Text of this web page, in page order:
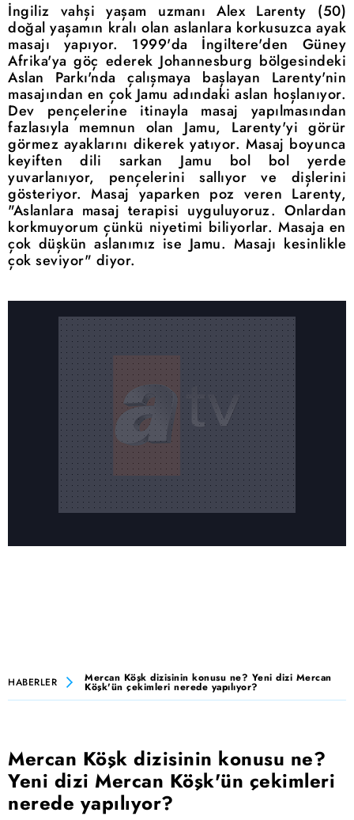
İngiliz vahşiyaşam
uzmanı Alex Larenty (50)
doğal yaşamın kralı olan aslanlara korkusuzca ayak
masajı yapıyor. 1999'da İngiltere'den Güney
Afrika'ya göç ederek Johannesburg bölgesindeki
Aslan Parkı'nda çalışmaya başlayan Larenty'nin
masajından en çok Jamu adındaki aslan hoşlanıyor.
Dev pençelerine itinayla masaj yapılmasından
fazlasıyla memnun olan Jamu, Larenty'yi görür
görmez ayaklarını dikerek yatıyor. Masaj boyunca
keyiften dili sarkan Jamu bol bol yerde
yuvarlanıyor, pençelerini sallıyor ve dişlerini
gösteriyor. Masaj yaparken poz veren Larenty,
"Aslanlara masaj terapisi uyguluyoruz. Onlardan
korkmuyorum çünkü niyetimi biliyorlar. Masaja en
çok düşkün aslanımız ise Jamu. Masajı kesinlikle
çok seviyor" diyor.
HABERLER Mercan Köşk dizisinin konusu ne? Yeni dizi Mercan
Köşk'ün çekimleri nerede yapılıyor?
Mercan Köşk dizisinin konusu ne?
Yeni dizi Mercan Köşk'ün çekimleri
nerede yapılıyor?